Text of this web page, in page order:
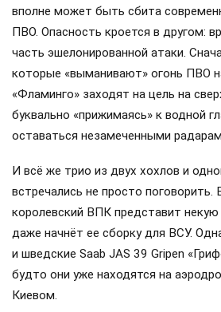
вполне может быть сбита
ПВО. Опасность кроется в другом:
часть эшелонированной атаки.
которые «выманивают» огонь ПВО
«Фламинго» заходят на цель на
буквально «прижимаясь» к водной
оставаться незамеченными
И всё же трио из двух хохлов и
встречались не просто поговорить.
королевский ВПК представит некую
даже начнёт ее сборку для ВСУ.
и шведские Saab JAS 39 Gripen
будто они уже находятся на
Киевом.